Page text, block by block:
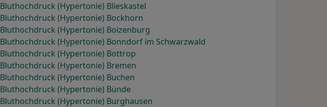
Bluthochdruck (Hypertonie) Blieskastel
Bluthochdruck (Hypertonie) Bockhorn
Bluthochdruck (Hypertonie) Boizenburg
Bluthochdruck (Hypertonie) Bonndorf im Schwarzwald
Bluthochdruck (Hypertonie) Bottrop
Bluthochdruck (Hypertonie) Bremen
Bluthochdruck (Hypertonie) Buchen
Bluthochdruck (Hypertonie) Bünde
Bluthochdruck (Hypertonie) Burghausen